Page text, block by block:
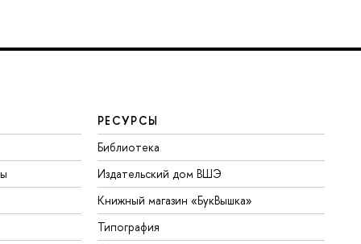
РЕСУРСЫ
Библиотека
Издательский дом ВШЭ
Книжный магазин «БукВышка»
Типография